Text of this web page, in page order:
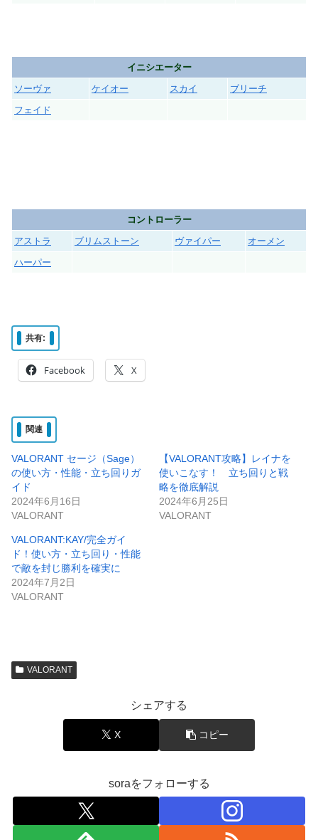
イニシエーター
ソーヴァ
ケイオー スカイ
ブリーチ
フェイド
コントローラー
アストラ
ブリムストーン ヴァイパー
オーメン
ハーパー
共有:
Facebook X
関連
VALORANT セージ（Sage）
の使い方・性能・立ち回りガ
イド
2024年6月16日
VALORANT
【VALORANT攻略】レイナを
使いこなす！ 立ち回りと戦
略を徹底解説
2024年6月25日
VALORANT
VALORANT:KAY/完全ガイ
ド！使い方・立ち回り・性能
で敵を封じ勝利を確実に
2024年7月2日
VALORANT
VALORANT
シェアする
X コピー
soraをフォローする